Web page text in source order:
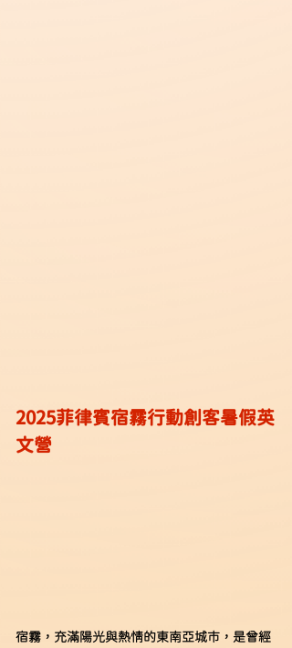
2025菲律賓宿霧行動創客暑假英
文營
宿霧，充滿陽光與熱情的東南亞城市，是曾經